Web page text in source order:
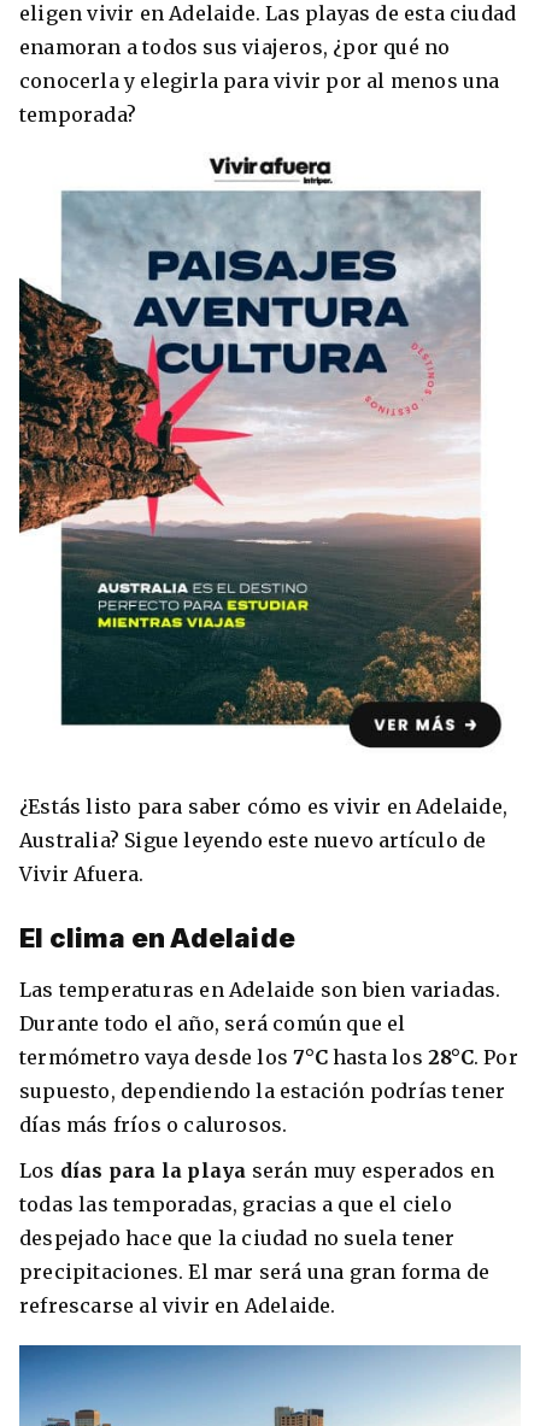
Los países que más innovan en el campo
digital
Romina Guzman
Australia permitirá la entrada de
estudiantes y trabajadores cualificados
vacunados contra el Covid-19
Agustina Fontirroig 23/11/2021
8 ciudades para tomar cursos de inglés
intensivo
Oceanía
Australia
Nueva Zelanda
América
Brasil
Canadá
Estados Unidos
Ecuador
México
VER TODOS LOS PAÍSES
Estudia Inglés frente al Mediterráneo
Estudia un Bachelor de IT en Cork
Estudia Business en Auckland
Estudia Desarrollo Web en Toronto
Recibe toda la info que necesitas para
vivir afuera.
He leído y acepto los Términos y
ENVIAR
eligen vivir en Adelaide. Las playas de esta ciudad
enamoran a todos sus viajeros, ¿por qué no
conocerla y elegirla para vivir por al menos una
temporada?
¿Estás listo para saber cómo es vivir en Adelaide,
Australia? Sigue leyendo este nuevo artículo de
Vivir Afuera.
El clima en Adelaide
Las temperaturas en Adelaide son bien variadas.
Durante todo el año, será común que el
termómetro vaya desde los7°Chasta los28°C. Por
supuesto, dependiendo la estación podrías tener
días más fríos o calurosos.
Los días para la playa serán muy esperados en
todas las temporadas, gracias a que el cielo
despejado hace que la ciudad no suela tener
precipitaciones. El mar será una gran forma de
refrescarse al vivir en Adelaide.